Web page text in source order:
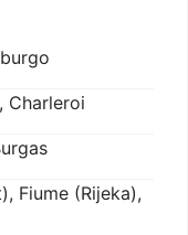
Charleroi
Fiume (Rijeka),